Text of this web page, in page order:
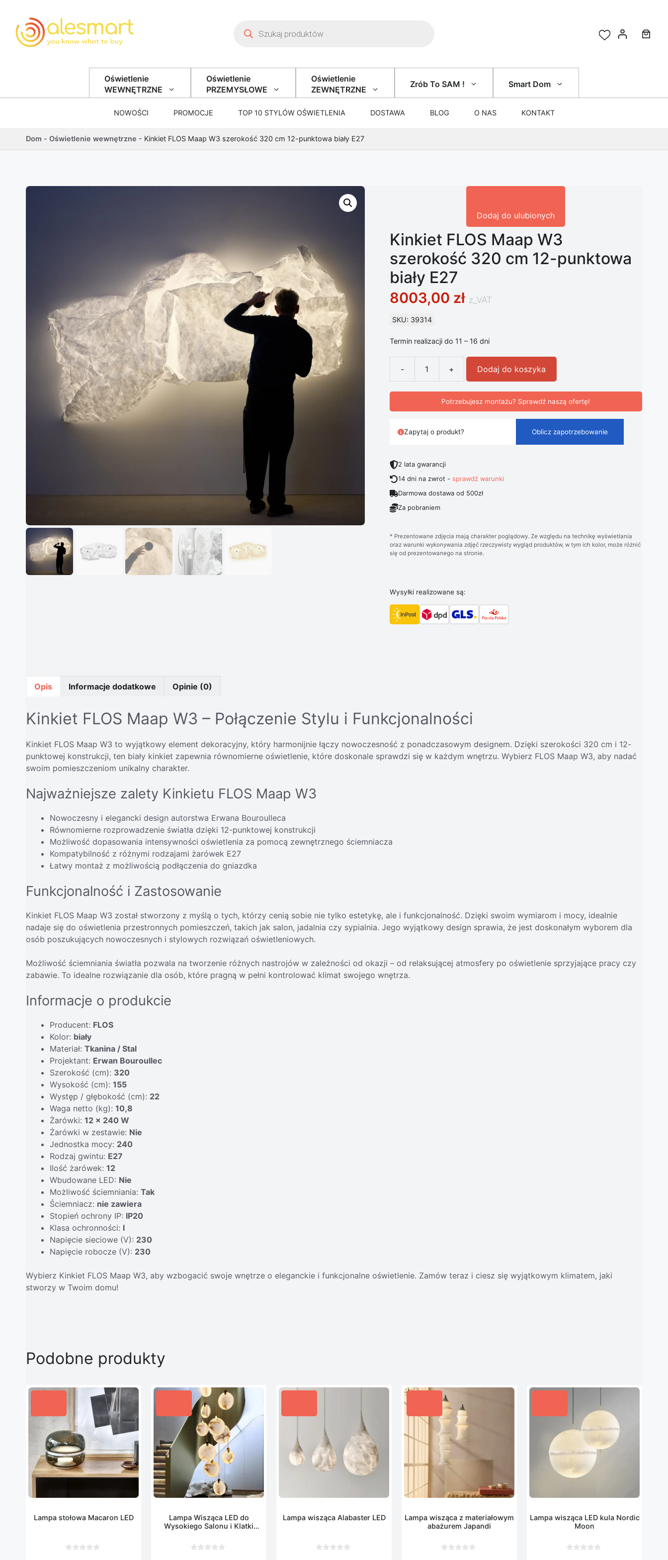
Oświetlenie
WEWNĘTRZNE
Oświetlenie
PRZEMYSŁOWE
Oświetlenie
ZEWNĘTRZNE
Zrób To SAM ! Smart Dom
NOWOŚCI PROMOCJE TOP 10 STYLÓW OŚWIETLENIA DOSTAWA BLOG O NAS KONTAKT
Dom - Oświetlenie wewnętrzne - Kinkiet FLOS Maap W3 szerokość 320 cm 12-punktowa biały E27
Dodaj do ulubionych
Kinkiet FLOS Maap W3
szerokość 320 cm 12-punktowa
biały E27
8003,00 zł z_VAT
SKU: 39314
Termin realizacji do 11 – 16 dni
-
ilość Kinkiet FLOS Maap W3 szerokość 320 cm 12-punktowa biały E27
+ Dodaj do koszyka
Potrzebujesz montażu? Sprawdź naszą ofertę!
Zapytaj o produkt? Oblicz zapotrzebowanie
2 lata gwarancji
14 dni na zwrot -sprawdź warunki
Darmowa dostawa od 500zł
Za pobraniem
* Prezentowane zdjęcia mają charakter poglądowy. Ze względu na technikę wyświetlania
oraz warunki wykonywania zdjęć rzeczywisty wygląd produktów, w tym ich kolor, może różnić
się od prezentowanego na stronie.
Wysyłki realizowane są:
Opis Informacje dodatkowe Opinie (0)
Kinkiet FLOS Maap W3 – Połączenie Stylu i Funkcjonalności
Kinkiet FLOS Maap W3 to wyjątkowy element dekoracyjny, który harmonijnie łączy nowoczesność z ponadczasowym designem. Dzięki szerokości 320 cm i 12-
punktowej konstrukcji, ten biały kinkiet zapewnia równomierne oświetlenie, które doskonale sprawdzi się w każdym wnętrzu. Wybierz FLOS Maap W3, aby nadać
swoim pomieszczeniom unikalny charakter.
Najważniejsze zalety Kinkietu FLOS Maap W3
Nowoczesny i elegancki design autorstwa Erwana Bouroulleca
Równomierne rozprowadzenie światła dzięki 12-punktowej konstrukcji
Możliwość dopasowania intensywności oświetlenia za pomocą zewnętrznego ściemniacza
Kompatybilność z różnymi rodzajami żarówek E27
Łatwy montaż z możliwością podłączenia do gniazdka
Funkcjonalność i Zastosowanie
Kinkiet FLOS Maap W3 został stworzony z myślą o tych, którzy cenią sobie nie tylko estetykę, ale i funkcjonalność. Dzięki swoim wymiarom i mocy, idealnie
nadaje się do oświetlenia przestronnych pomieszczeń, takich jak salon, jadalnia czy sypialnia. Jego wyjątkowy design sprawia, że jest doskonałym wyborem dla
osób poszukujących nowoczesnych i stylowych rozwiązań oświetleniowych.
Możliwość ściemniania światła pozwala na tworzenie różnych nastrojów w zależności od okazji – od relaksującej atmosfery po oświetlenie sprzyjające pracy czy
zabawie. To idealne rozwiązanie dla osób, które pragną w pełni kontrolować klimat swojego wnętrza.
Informacje o produkcie
Producent: FLOS
Kolor: biały
Materiał: Tkanina / Stal
Projektant: Erwan Bouroullec
Szerokość (cm): 320
Wysokość (cm): 155
Występ / głębokość (cm): 22
Waga netto (kg): 10,8
Żarówki: 12 x 240 W
Żarówki w zestawie: Nie
Jednostka mocy: 240
Rodzaj gwintu: E27
Ilość żarówek: 12
Wbudowane LED: Nie
Możliwość ściemniania: Tak
Ściemniacz: nie zawiera
Stopień ochrony IP: IP20
Klasa ochronności: I
Napięcie sieciowe (V): 230
Napięcie robocze (V): 230
Wybierz Kinkiet FLOS Maap W3, aby wzbogacić swoje wnętrze o eleganckie i funkcjonalne oświetlenie. Zamów teraz i ciesz się wyjątkowym klimatem, jaki
stworzy w Twoim domu!
Podobne produkty
Lampa stołowa Macaron LED
Lampa Wisząca LED do
Wysokiego Salonu i Klatki
Lampa wisząca Alabaster LED
Lampa wisząca z materiałowym
abażurem Japandi
Lampa wisząca LED kula Nordic
Moon